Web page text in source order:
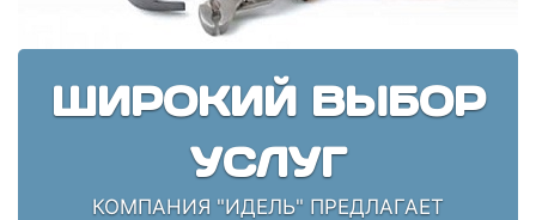
ШИРОКИЙ ВЫБОР
УСЛУГ
КОМПАНИЯ "ИДЕЛЬ" ПРЕДЛАГАЕТ